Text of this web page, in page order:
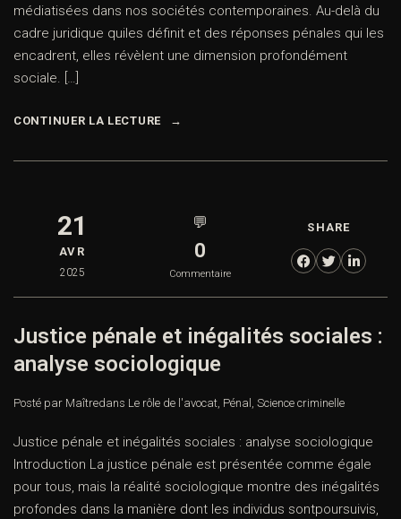
médiatisées dans nos sociétés contemporaines. Au-delà du
cadre juridique quiles définit et des réponses pénales qui les
encadrent, elles révèlent une dimension profondément
sociale. […]
CONTINUER LA LECTURE
21
AVR
2025
💬
0
Commentaire
SHARE
Justice pénale et inégalités sociales :
analyse sociologique
Posté par Maîtredans Le rôle de l'avocat, Pénal , Science criminelle
Justice pénale et inégalités sociales : analyse sociologique
Introduction La justice pénale est présentée comme égale
pour tous, mais la réalité sociologique montre des inégalités
profondes dans la manière dont les individus sontpoursuivis,